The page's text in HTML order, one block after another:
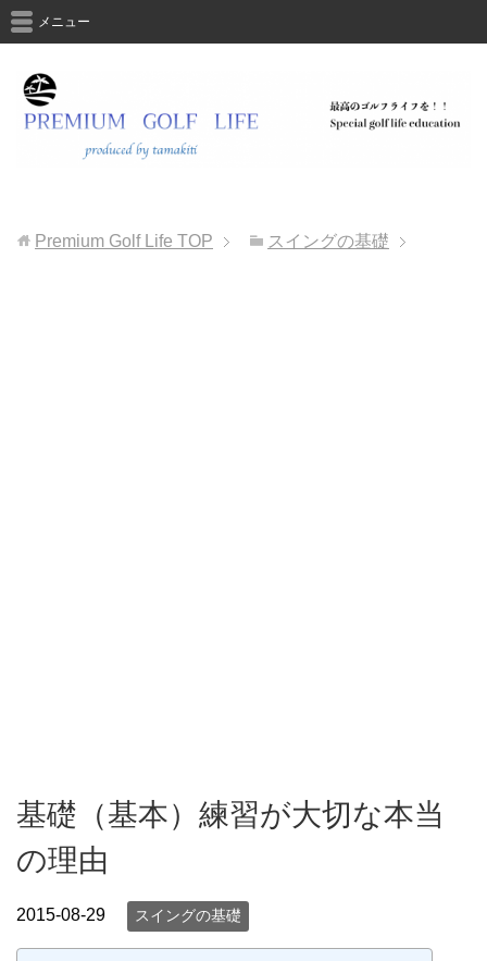
メニュー
Premium Golf Life TOP スイングの基礎
基礎（基本）練習が大切な本当
の理由
2015-08-29 スイングの基礎